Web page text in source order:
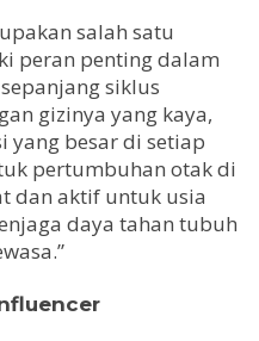
salah satu
peran penting dalam
siklus
gizinya yang kaya,
yang besar di setiap
pertumbuhan otak di
dan aktif untuk usia
daya tahan tubuh